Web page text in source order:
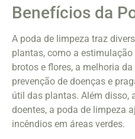
Benefícios da
A poda de limpeza traz
plantas, como a
brotos e flores, a melhoria
prevenção de doenças e
útil das plantas. Além disso,
doentes, a poda de limpeza
incêndios em áreas verdes.